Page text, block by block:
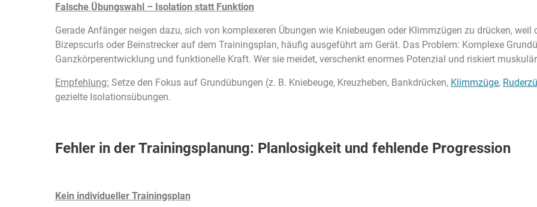
Falsche Übungswahl – Isolation statt Funktion
Gerade Anfänger neigen dazu, sich von komplexeren Übungen wie Kniebeugen oder Klimmzügen zu drücken,
Bizepscurls oder Beinstrecker auf dem Trainingsplan, häufig ausgeführt am Gerät. Das Problem: Komplexe
Ganzkörperentwicklung und funktionelle Kraft. Wer sie meidet, verschenkt enormes Potenzial und riskiert
Empfehlung: Setze den Fokus auf Grundübungen (z. B. Kniebeuge, Kreuzheben, Bankdrücken, Klimmzüge,
gezielte Isolationsübungen.
Fehler in der Trainingsplanung: Planlosigkeit und fehlende Progression
Kein individueller Trainingsplan